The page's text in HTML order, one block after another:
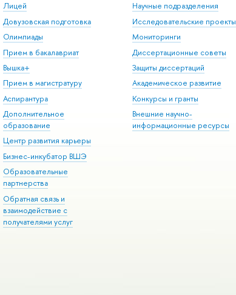
Лицей
Довузовская подготовка
Олимпиады
Прием в бакалавриат
Вышка+
Прием в магистратуру
Аспирантура
Дополнительное
образование
Центр развития карьеры
Бизнес-инкубатор ВШЭ
Образовательные
партнерства
Обратная связь и
взаимодействие с
получателями услуг
Научные подразделения
Исследовательские проекты
Мониторинги
Диссертационные советы
Защиты диссертаций
Академическое развитие
Конкурсы и гранты
Внешние научно-
информационные ресурсы